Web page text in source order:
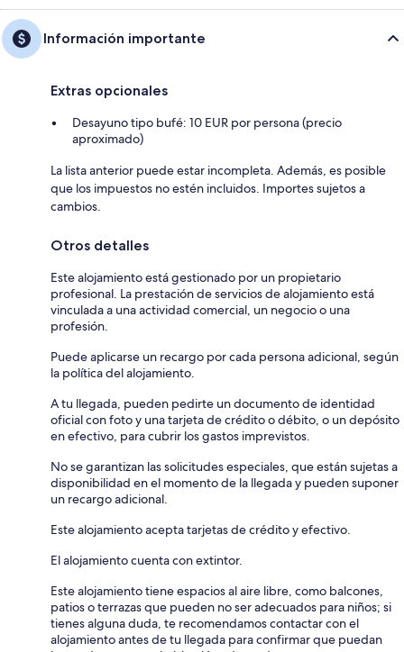
Información importante
Extras opcionales
Desayuno tipo bufé: 10 EUR por persona (precio
aproximado)
La lista anterior puede estar incompleta. Además, es posible
que los impuestos no estén incluidos. Importes sujetos a
cambios.
Otros detalles
Este alojamiento está gestionado por un propietario
profesional. La prestación de servicios de alojamiento está
vinculada a una actividad comercial, un negocio o una
profesión.
Puede aplicarse un recargo por cada persona adicional, según
la política del alojamiento.
A tu llegada, pueden pedirte un documento de identidad
oficial con foto y una tarjeta de crédito o débito, o un depósito
en efectivo, para cubrir los gastos imprevistos.
No se garantizan las solicitudes especiales, que están sujetas a
disponibilidad en el momento de la llegada y pueden suponer
un recargo adicional.
Este alojamiento acepta tarjetas de crédito y efectivo.
El alojamiento cuenta con extintor.
Este alojamiento tiene espacios al aire libre, como balcones,
patios o terrazas que pueden no ser adecuados para niños; si
tienes alguna duda, te recomendamos contactar con el
alojamiento antes de tu llegada para confirmar que puedan